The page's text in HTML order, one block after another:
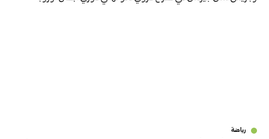
رياضة